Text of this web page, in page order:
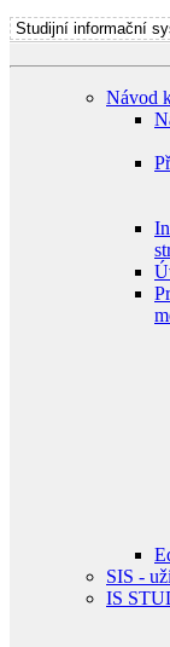
Návod
SIS -
IS